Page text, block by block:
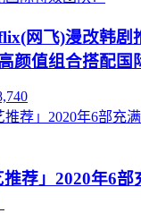
网飞)漫改韩剧
颜值组合搭配国
推荐」2020年6